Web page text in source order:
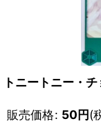
トニートニー・
販売価格: 50円(